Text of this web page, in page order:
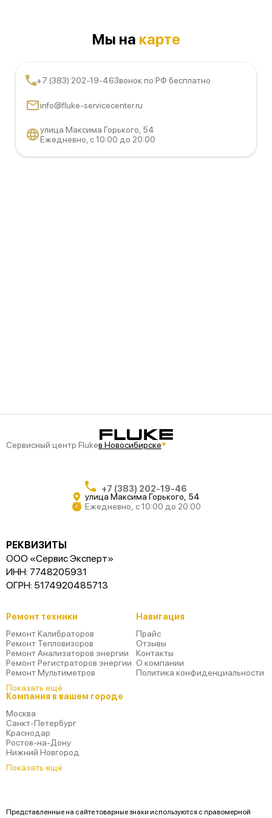
Мы на карте
+7 (383) 202-19-46Звонок по РФ бесплатно
info@fluke-servicecenter.ru
улица Максима Горького, 54
Ежедневно, с 10:00 до 20:00
Сервисный центр Flukeв Новосибирске
+7 (383) 202-19-46
улица Максима Горького, 54
Ежедневно, с 10:00 до 20:00
РЕКВИЗИТЫ
ООО «Сервис Эксперт»
ИНН: 7748205931
ОГРН: 5174920485713
Ремонт техники
Ремонт Калибраторов
Ремонт Тепловизоров
Ремонт Анализаторов энергии
Ремонт Регистраторов энергии
Ремонт Мультиметров
Показать ещё
Компания в вашем городе
Москва
Санкт-Петербург
Краснодар
Ростов-на-Дону
Нижний Новгород
Показать ещё
Навигация
Прайс
Отзывы
Контакты
О компании
Политика конфиденциальности
Представленные на сайте товарные знаки используются с правомерной